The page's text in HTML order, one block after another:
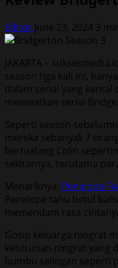
Editor June 23, 2024 3
JAKARTA –
season tiga kali ini,
dalam serial yang kental
melewatkan serial
Seperti season
mereka sebanyak 7
bertualang Colin
sekitarnya, terutama
Menariknya, Penelope
Penelope tahu betul
memendam rasa
Gosip keluarga ningrat
keturunan ningrat yang
bumbu selingan seperti